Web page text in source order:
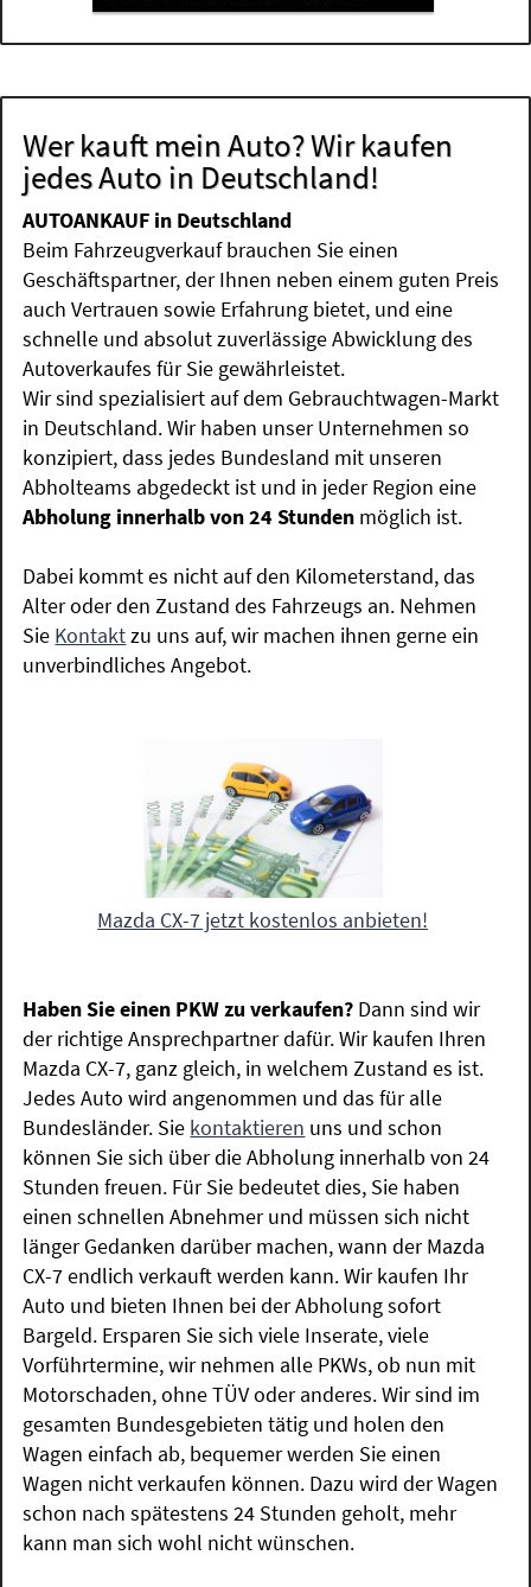
Wer kauft mein Auto? Wir kaufen
jedes Auto in Deutschland!
AUTOANKAUF in Deutschland
Beim Fahrzeugverkauf brauchen Sie einen
Geschäftspartner, der Ihnen neben einem guten Preis
auch Vertrauen sowie Erfahrung bietet, und eine
schnelle und absolut zuverlässige Abwicklung des
Autoverkaufes für Sie gewährleistet.
Wir sind spezialisiert auf dem Gebrauchtwagen-Markt
in Deutschland. Wir haben unser Unternehmen so
konzipiert, dass jedes Bundesland mit unseren
Abholteams abgedeckt ist und in jeder Region eine
Abholung innerhalb von 24 Stunden möglich ist.
Dabei kommt es nicht auf den Kilometerstand, das
Alter oder den Zustand des Fahrzeugs an. Nehmen
Sie Kontaktzu uns auf, wir machen ihnen gerne ein
unverbindliches Angebot.
Mazda CX-7 jetzt kostenlos anbieten!
Haben Sie einen PKW zu verkaufen? Dann sind wir
der richtige Ansprechpartner dafür. Wir kaufen Ihren
Mazda CX-7, ganz gleich, in welchem Zustand es ist.
Jedes Auto wird angenommen und das für alle
Bundesländer. Sie kontaktieren uns und schon
können Sie sich über die Abholung innerhalb von 24
Stunden freuen. Für Sie bedeutet dies, Sie haben
einen schnellen Abnehmer und müssen sich nicht
länger Gedanken darüber machen, wann der Mazda
CX-7 endlich verkauft werden kann. Wir kaufen Ihr
Auto und bieten Ihnen bei der Abholung sofort
Bargeld. Ersparen Sie sich viele Inserate, viele
Vorführtermine, wir nehmen alle PKWs, ob nun mit
Motorschaden, ohne TÜV oder anderes. Wir sind im
gesamten Bundesgebieten tätig und holen den
Wagen einfach ab, bequemer werden Sie einen
Wagen nicht verkaufen können. Dazu wird der Wagen
schon nach spätestens 24 Stunden geholt, mehr
kann man sich wohl nicht wünschen.